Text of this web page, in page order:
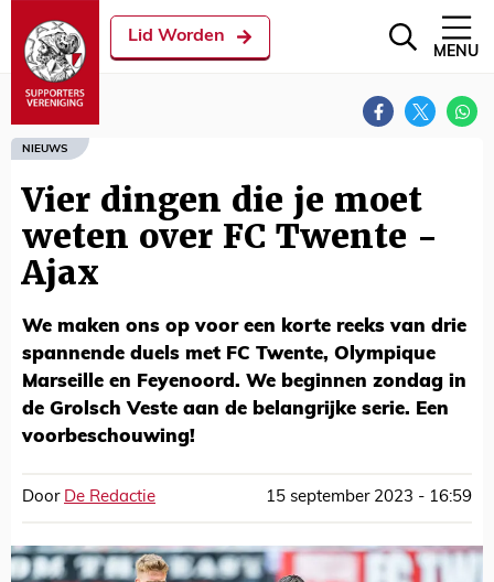
Lid Worden
MENU
NIEUWS
Vier dingen die je moet
weten over FC Twente -
Ajax
We maken ons op voor een korte reeks van drie
spannende duels met FC Twente, Olympique
Marseille en Feyenoord. We beginnen zondag in
de Grolsch Veste aan de belangrijke serie. Een
voorbeschouwing!
Door De Redactie 15 september 2023 - 16:59